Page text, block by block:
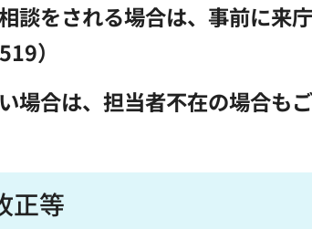
談をされる場合は、事前に来
）
場合は、担当者不在の場合もご
正等